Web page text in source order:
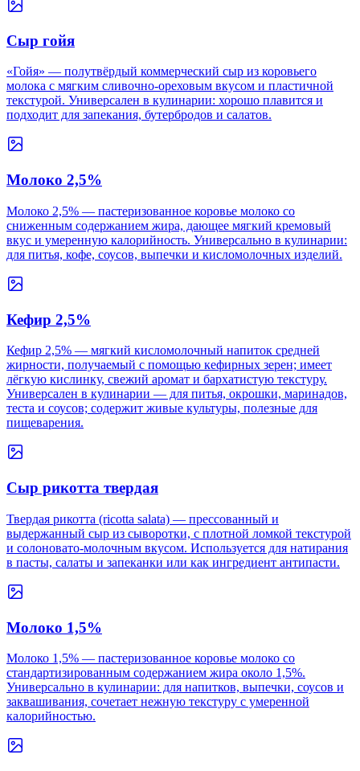
Сыр гойя
«Гойя» — полутвёрдый коммерческий сыр из коровьего
молока с мягким сливочно-ореховым вкусом и пластичной
текстурой. Универсален в кулинарии: хорошо плавится и
подходит для запекания, бутербродов и салатов.
Молоко 2,5%
Молоко 2,5% — пастеризованное коровье молоко со
сниженным содержанием жира, дающее мягкий кремовый
вкус и умеренную калорийность. Универсально в кулинарии:
для питья, кофе, соусов, выпечки и кисломолочных изделий.
Кефир 2,5%
Кефир 2,5% — мягкий кисломолочный напиток средней
жирности, получаемый с помощью кефирных зерен; имеет
лёгкую кислинку, свежий аромат и бархатистую текстуру.
Универсален в кулинарии — для питья, окрошки, маринадов,
теста и соусов; содержит живые культуры, полезные для
пищеварения.
Сыр рикотта твердая
Твердая рикотта (ricotta salata) — прессованный и
выдержанный сыр из сыворотки, с плотной ломкой текстурой
и солоновато-молочным вкусом. Используется для натирания
в пасты, салаты и запеканки или как ингредиент антипасти.
Молоко 1,5%
Молоко 1,5% — пастеризованное коровье молоко со
стандартизированным содержанием жира около 1,5%.
Универсально в кулинарии: для напитков, выпечки, соусов и
заквашивания, сочетает нежную текстуру с умеренной
калорийностью.